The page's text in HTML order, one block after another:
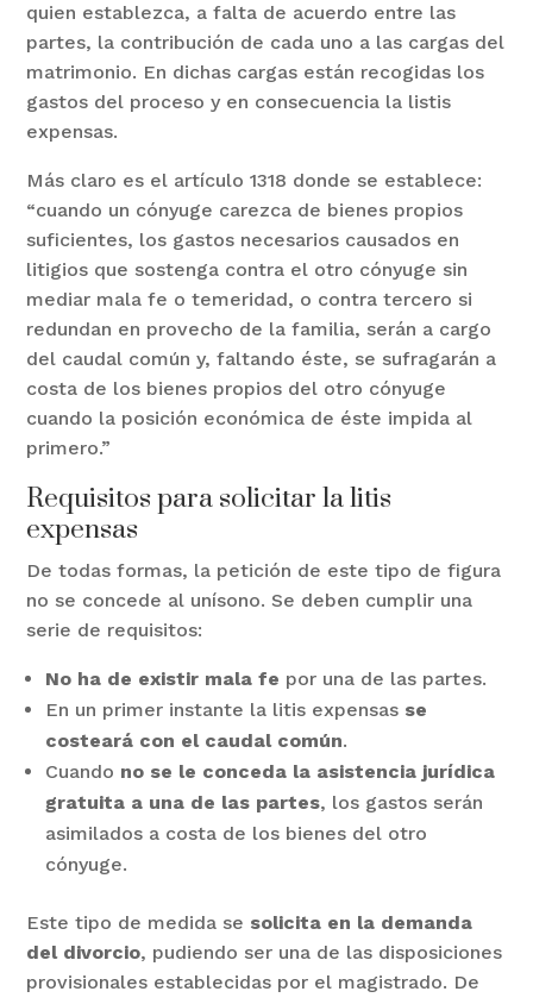
quien establezca, a falta de acuerdo entre las
partes, la contribución de cada uno a las cargas del
matrimonio. En dichas cargas están recogidas los
gastos del proceso y en consecuencia la listis
expensas.
Más claro es el artículo 1318 donde se establece:
“cuando un cónyuge carezca de bienes propios
suficientes, los gastos necesarios causados en
litigios que sostenga contra el otro cónyuge sin
mediar mala fe o temeridad, o contra tercero si
redundan en provecho de la familia, serán a cargo
del caudal común y, faltando éste, se sufragarán a
costa de los bienes propios del otro cónyuge
cuando la posición económica de éste impida al
primero.”
Requisitos para solicitar la litis
expensas
De todas formas, la petición de este tipo de figura
no se concede al unísono. Se deben cumplir una
serie de requisitos:
No ha de existir mala fe por una de las partes.
En un primer instante la litis expensas se
costeará con el caudal común.
Cuando no se le conceda la asistencia jurídica
gratuita a una de las partes, los gastos serán
asimilados a costa de los bienes del otro
cónyuge.
Este tipo de medida se solicita en la demanda
del divorcio, pudiendo ser una de las disposiciones
provisionales establecidas por el magistrado. De